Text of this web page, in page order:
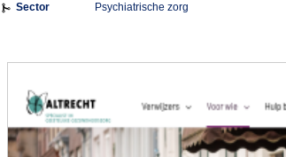
Sector
Psychiatrische zorg